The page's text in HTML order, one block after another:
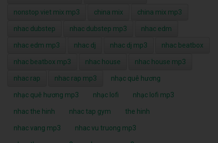
nonstop viet mix mp3 china mix china mix mp3
nhac dubstep nhac dubstep mp3 nhac edm
nhac edm mp3 nhac dj nhac dj mp3 nhac beatbox
nhac beatbox mp3 nhac house nhac house mp3
nhac rap nhac rap mp3 nhạc quê hương
nhạc quê hương mp3 nhạc lofi nhạc lofi mp3
nhac the hinh nhac tap gym the hinh
nhac vang mp3 nhac vu truong mp3